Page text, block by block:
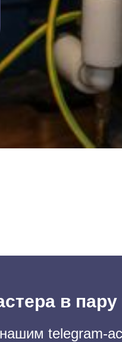
в пару
telegram-